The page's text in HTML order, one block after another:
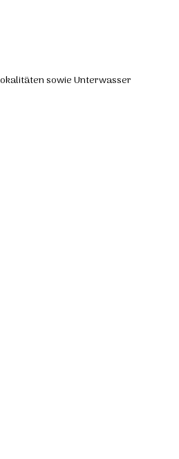
sowie Unterwasser